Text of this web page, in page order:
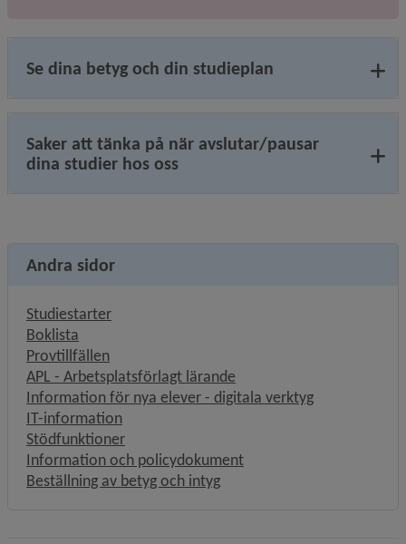
Se dina betyg och din studieplan
Saker att tänka på när avslutar/pausar
dina studier hos oss
Andra sidor
Studiestarter
Boklista
Provtillfällen
APL - Arbetsplatsförlagt lärande
Information för nya elever - digitala verktyg
IT-information
Stödfunktioner
Information och policydokument
Beställning av betyg och intyg